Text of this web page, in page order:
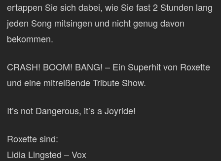
ertappen Sie sich dabei, wie Sie fast 2 Stunden lang
jeden Song mitsingen und nicht genug davon
bekommen.
CRASH! BOOM! BANG! – Ein Superhit von Roxette
und eine mitreißende Tribute Show.
It’s not Dangerous, it’s a Joyride!
Roxette sind:
Lidia Lingsted – Vox